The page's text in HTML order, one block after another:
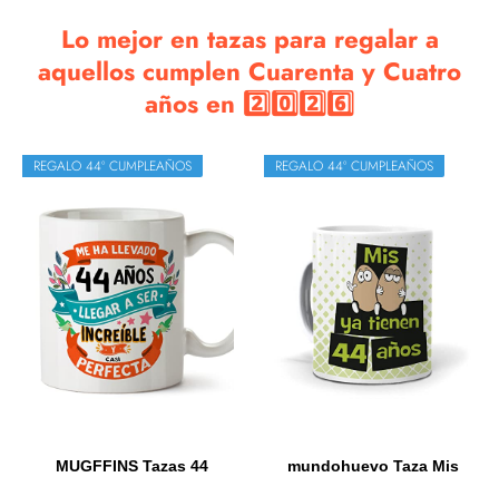
Lo mejor en tazas para regalar a
aquellos cumplen Cuarenta y Cuatro
años en 2️⃣0️⃣2️⃣6️⃣
REGALO 44º CUMPLEAÑOS
MUGFFINS Tazas 44
REGALO 44º CUMPLEAÑOS
mundohuevo Taza Mis